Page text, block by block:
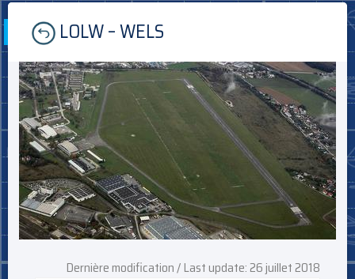
Skip
content
LOLW – WELS
Dernière modification / Last update: 26 juillet 2018